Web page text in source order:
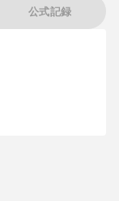
公式記録